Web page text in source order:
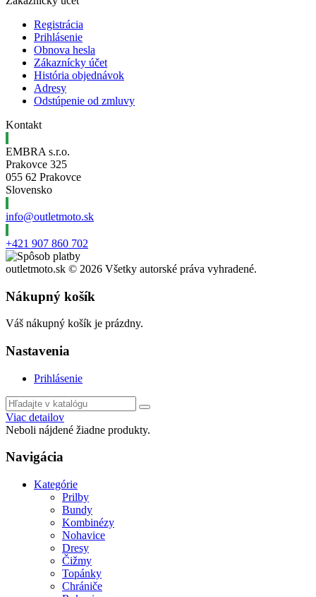
Registrácia
Prihlásenie
Obnova hesla
Zákaznícky účet
História objednávok
Adresy
Odstúpenie od zmluvy
Kontakt
EMBRA s.r.o.
Prakovce 325
055 62 Prakovce
Slovensko
info@outletmoto.sk
+421 907 860 702
outletmoto.sk © 2026 Všetky autorské práva vyhradené.
Nákupný košík
Váš nákupný košík je prázdny.
Nastavenia
Prihlásenie
Viac detailov
Neboli nájdené žiadne produkty.
Navigácia
Kategórie
Prilby
Bundy
Kombinézy
Nohavice
Dresy
Čižmy
Topánky
Chrániče